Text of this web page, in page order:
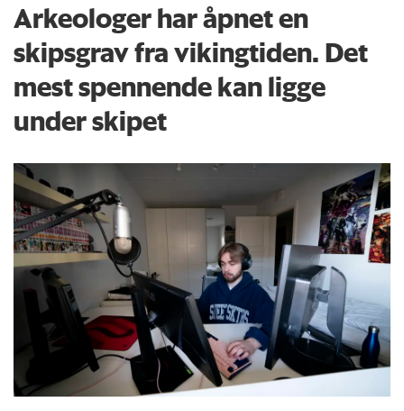
Arkeologer har åpnet en
skipsgrav fra vikingtiden. Det
mest spennende kan ligge
under skipet